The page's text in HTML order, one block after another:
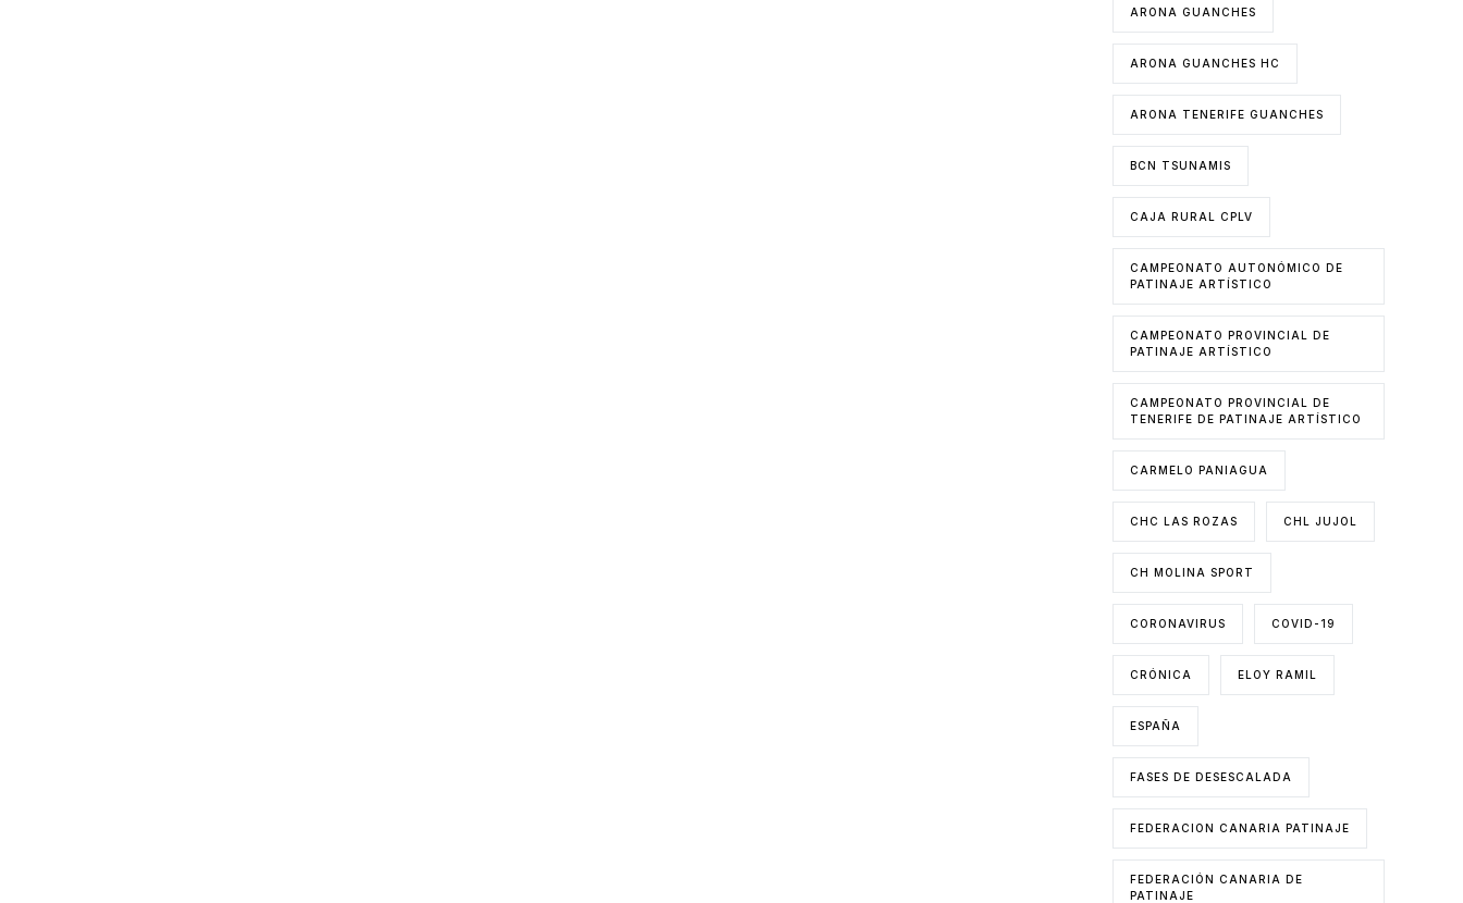
ARONA GUANCHES
ARONA GUANCHES HC
ARONA TENERIFE GUANCHES
BCN TSUNAMIS
CAJA RURAL CPLV
CAMPEONATO AUTONÓMICO DE
PATINAJE ARTÍSTICO
CAMPEONATO PROVINCIAL DE
PATINAJE ARTÍSTICO
CAMPEONATO PROVINCIAL DE
TENERIFE DE PATINAJE ARTÍSTICO
CARMELO PANIAGUA
CHC LAS ROZAS CHL JUJOL
CH MOLINA SPORT
CORONAVIRUS COVID-19
CRÓNICA ELOY RAMIL
ESPAÑA
FASES DE DESESCALADA
FEDERACION CANARIA PATINAJE
FEDERACIÓN CANARIA DE
PATINAJE